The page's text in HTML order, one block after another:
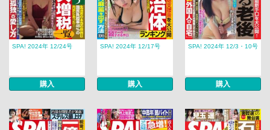
SPA! 2024年 12/24号
購入
SPA! 2024年 12/17号
購入
SPA! 2024年 12/3・10号
購入